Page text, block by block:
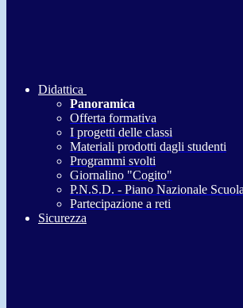
Didattica
Panoramica
Offerta formativa
I progetti delle classi
Materiali prodotti dagli studenti
Programmi svolti
Giornalino "Cogito"
P.N.S.D. - Piano Nazionale
Partecipazione a reti
Sicurezza